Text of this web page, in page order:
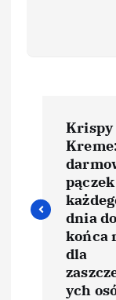
Krispy
pączek
dnia do
końca
dla
ych